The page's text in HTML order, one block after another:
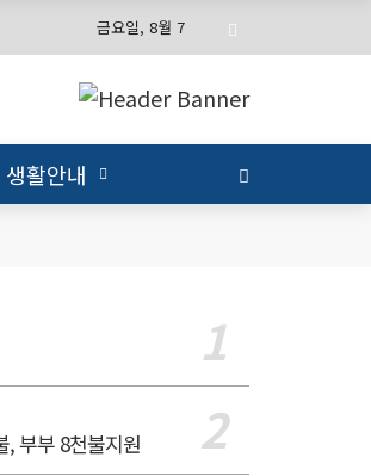
금요일, 8월 7
생활안내
, 부부 8천불지원